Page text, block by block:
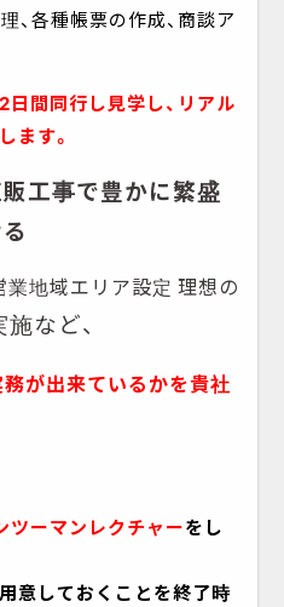
、各種帳票の作成、商談ア
間同行し見学し、リアル
ます。
工事で豊かに繁盛
業地域エリア設定 理想の
など、
が出来ているかを貴社
ツーマンレクチャーをし
意しておくことを終了時